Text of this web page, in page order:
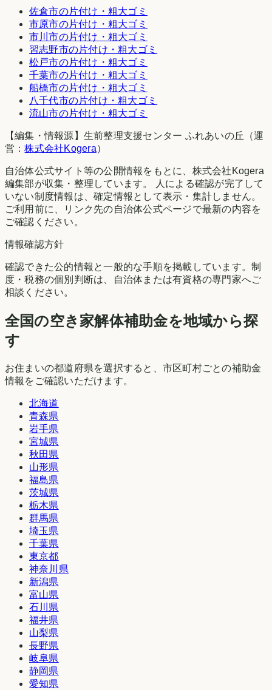
佐倉市の片付け・粗大ゴミ
市原市の片付け・粗大ゴミ
市川市の片付け・粗大ゴミ
習志野市の片付け・粗大ゴミ
松戸市の片付け・粗大ゴミ
千葉市の片付け・粗大ゴミ
船橋市の片付け・粗大ゴミ
八千代市の片付け・粗大ゴミ
流山市の片付け・粗大ゴミ
【編集・情報源】生前整理支援センター ふれあいの丘（運
営：株式会社Kogera）
自治体公式サイト等の公開情報をもとに、株式会社Kogera
編集部が収集・整理しています。 人による確認が完了して
いない制度情報は、確定情報として表示・集計しません。
ご利用前に、リンク先の自治体公式ページで最新の内容を
ご確認ください。
情報確認方針
確認できた公的情報と一般的な手順を掲載しています。制
度・税務の個別判断は、自治体または有資格の専門家へご
相談ください。
全国の空き家解体補助金を地域から探
す
お住まいの都道府県を選択すると、市区町村ごとの補助金
情報をご確認いただけます。
北海道
青森県
岩手県
宮城県
秋田県
山形県
福島県
茨城県
栃木県
群馬県
埼玉県
千葉県
東京都
神奈川県
新潟県
富山県
石川県
福井県
山梨県
長野県
岐阜県
静岡県
愛知県